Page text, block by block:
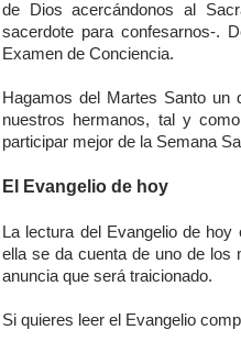
de Dios acercándonos al
sacerdote para confesarnos-.
Examen de Conciencia.
Hagamos del Martes Santo
nuestros hermanos, tal y
participar mejor de la Semana
El Evangelio de hoy
La lectura del Evangelio de
ella se da cuenta de uno de los
anuncia que será traicionado.
Si quieres leer el Evangelio